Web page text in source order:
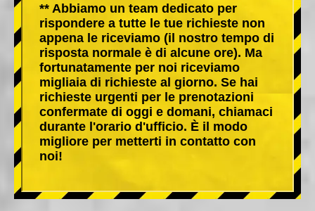
** Abbiamo un team dedicato per
rispondere a tutte le tue richieste non
appena le riceviamo (il nostro tempo di
risposta normale è di alcune ore). Ma
fortunatamente per noi riceviamo
migliaia di richieste al giorno. Se hai
richieste urgenti per le prenotazioni
confermate di oggi e domani, chiamaci
durante l'orario d'ufficio. È il modo
migliore per metterti in contatto con
noi!